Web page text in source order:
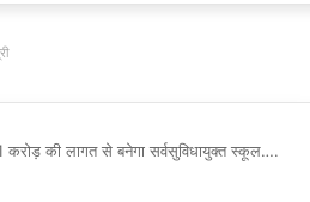
की लागत से बनेगा सर्वसुविधायुक्त स्कूल….